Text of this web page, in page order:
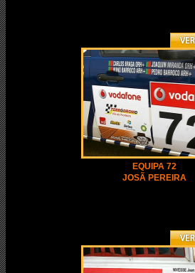
EQUIPA 72
JOSÃ PEREIRA